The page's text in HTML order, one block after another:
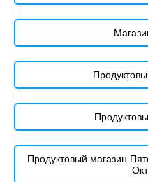
Продуктовый магазин